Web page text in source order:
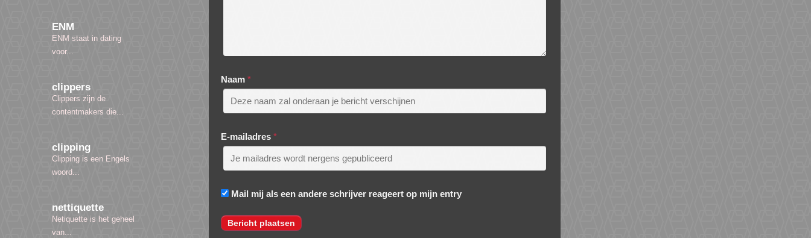
ENM
ENM staat in dating
voor...
clippers
Clippers zijn de
contentmakers die...
clipping
Clipping is een Engels
woord...
nettiquette
Netiquette is het geheel
van...
Naam *
E-mailadres *
Mail mij als een andere schrijver reageert op mijn entry